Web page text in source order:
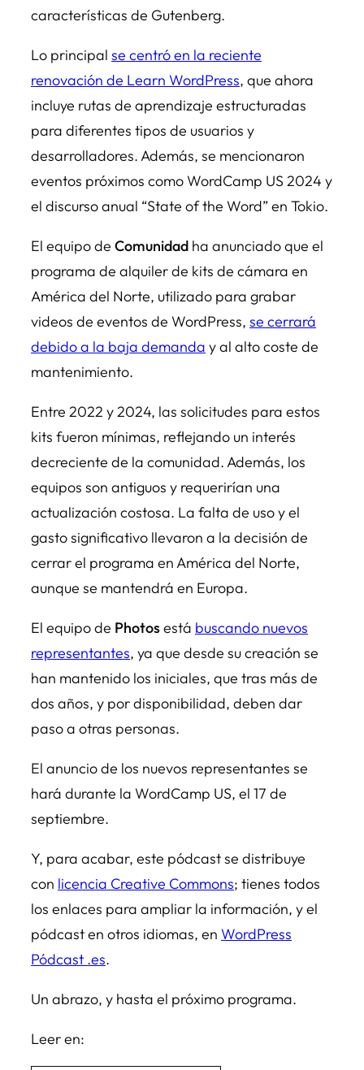
características de Gutenberg.
Lo principal se centró en la reciente
renovación de Learn WordPress, que ahora
incluye rutas de aprendizaje estructuradas
para diferentes tipos de usuarios y
desarrolladores. Además, se mencionaron
eventos próximos como WordCamp US 2024 y
el discurso anual “State of the Word” en Tokio.
El equipo de Comunidad ha anunciado que el
programa de alquiler de kits de cámara en
América del Norte, utilizado para grabar
videos de eventos de WordPress, se cerrará
debido a la baja demanda y al alto coste de
mantenimiento.
Entre 2022 y 2024, las solicitudes para estos
kits fueron mínimas, reflejando un interés
decreciente de la comunidad. Además, los
equipos son antiguos y requerirían una
actualización costosa. La falta de uso y el
gasto significativo llevaron a la decisión de
cerrar el programa en América del Norte,
aunque se mantendrá en Europa.
El equipo de Photosestá buscando nuevos
representantes, ya que desde su creación se
han mantenido los iniciales, que tras más de
dos años, y por disponibilidad, deben dar
paso a otras personas.
El anuncio de los nuevos representantes se
hará durante la WordCamp US, el 17 de
septiembre.
Y, para acabar, este pódcast se distribuye
con licencia Creative Commons; tienes todos
los enlaces para ampliar la información, y el
pódcast en otros idiomas, en WordPress
Pódcast .es.
Un abrazo, y hasta el próximo programa.
Leer en: